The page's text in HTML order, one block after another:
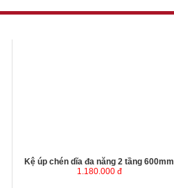
Kệ úp chén dĩa đa năng 2 tầng 600mm
1.180.000 đ